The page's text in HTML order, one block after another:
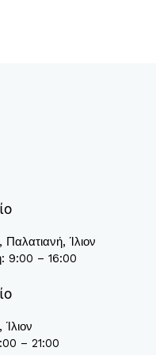
Ίλιον
9:00 – 16:00
– 21:00